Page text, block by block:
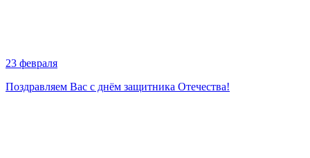
23 февраля
Поздравляем Вас с днём защитника Отечества!